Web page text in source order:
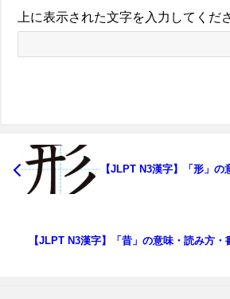
上に表示された文字を入力してくだ
【JLPT N3漢字】「形」
【JLPT N3漢字】「昔」の意味・読み方・